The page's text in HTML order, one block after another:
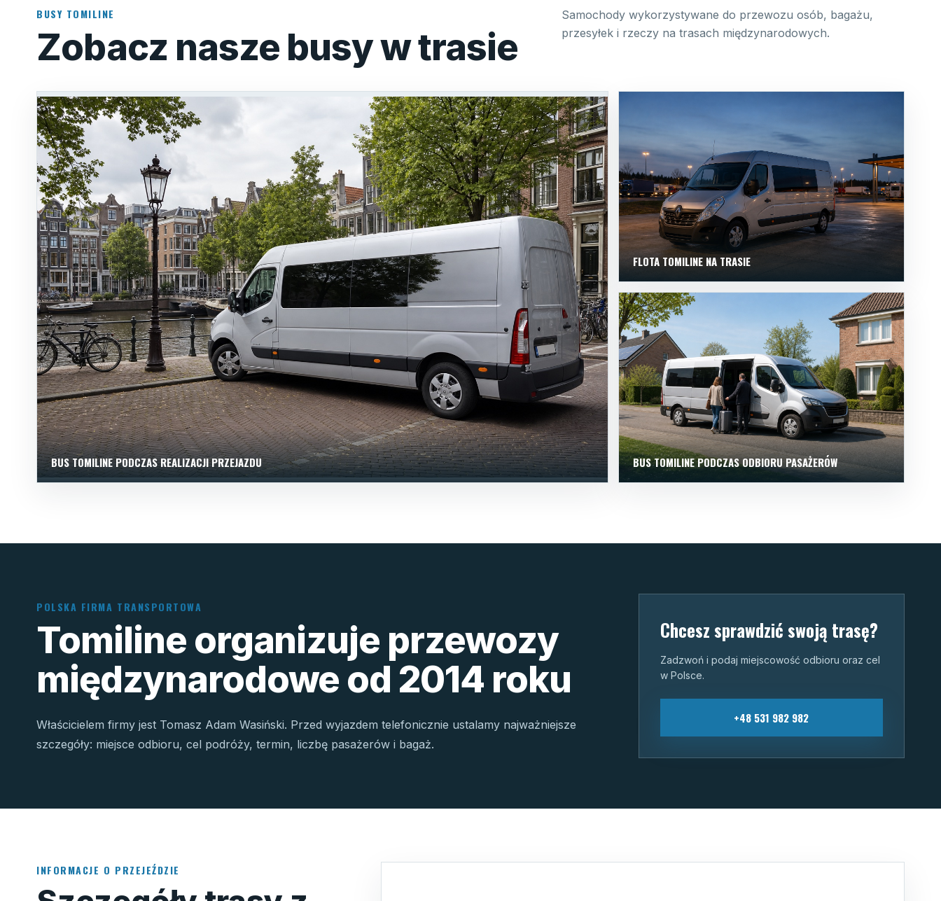
BUSY TOMILINE
Zobacz nasze busy w trasie
Samochody wykorzystywane do przewozu osób, bagażu,
przesyłek i rzeczy na trasach międzynarodowych.
BUS TOMILINE PODCZAS REALIZACJI PRZEJAZDU
FLOTA TOMILINE NA TRASIE
BUS TOMILINE PODCZAS ODBIORU PASAŻERÓW
POLSKA FIRMA TRANSPORTOWA
Tomiline organizuje przewozy
międzynarodowe od 2014 roku
Właścicielem firmy jest Tomasz Adam Wasiński. Przed wyjazdem telefonicznie ustalamy najważniejsze
szczegóły: miejsce odbioru, cel podróży, termin, liczbę pasażerów i bagaż.
Chcesz sprawdzić swoją trasę?
Zadzwoń i podaj miejscowość odbioru oraz cel
w Polsce.
+48 531 982 982
INFORMACJE O PRZEJEŹDZIE